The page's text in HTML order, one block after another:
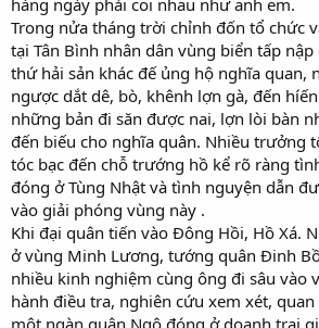
Trong nửa tháng trời chỉnh đốn tổ chức
tại Tân Bình nhân dân vùng biển tấp nập
thứ hải sản khác đế ủng hộ nghĩa quan,
ngược dắt dê, bò, khênh lợn gà, đến
những bản đi săn được nai, lợn lòi bàn
đến biếu cho nghĩa quân. Nhiều trưởng
tóc bạc đến chỗ trướng hồ kể rõ ràng
đóng ở Tùng Nhật và tình nguyện dẫn
vào giải phóng vùng này .
Khi đại quân tiến vào Đông Hồi, Hồ Xá.
ở vùng Minh Lương, tướng quân Đinh
nhiều kinh nghiệm cùng ông đi sâu vào
hành điều tra, nghiên cứu xem xét,
một ngàn quân Ngô đóng ở doanh trại